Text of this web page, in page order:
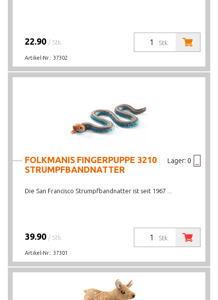
Stk.
22.90 / Stk.
Artikel-Nr.: 37302
Lager: 0
FOLKMANIS FINGERPUPPE 3210
STRUMPFBANDNATTER
Die San Francisco Strumpfbandnatter ist seit 1967 ...
Stk.
39.90 / Stk.
Artikel-Nr.: 37301